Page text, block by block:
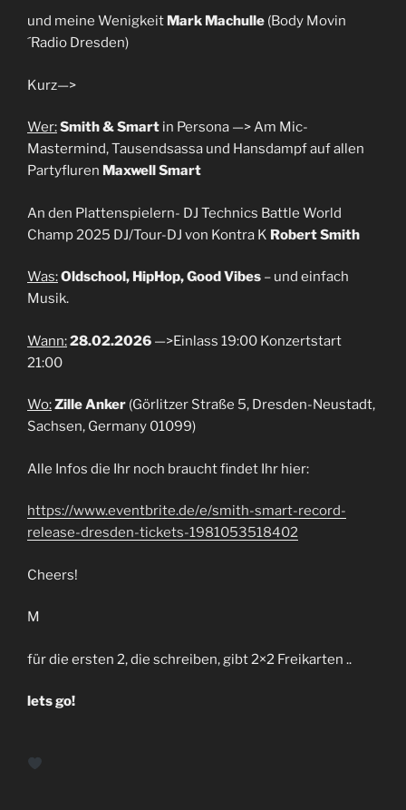
und meine Wenigkeit Mark Machulle (Body Movin
´Radio Dresden)
Kurz—>
Wer:Smith & Smart in Persona —> Am Mic-
Mastermind, Tausendsassa und Hansdampf auf allen
Partyfluren Maxwell Smart
An den Plattenspielern- DJ Technics Battle World
Champ 2025 DJ/Tour-DJ von Kontra K Robert Smith
Was:Oldschool, HipHop, Good Vibes – und einfach
Musik.
Wann:28.02.2026 —>Einlass 19:00 Konzertstart
21:00
Wo:Zille Anker (Görlitzer Straße 5, Dresden-Neustadt,
Sachsen, Germany 01099)
Alle Infos die Ihr noch braucht findet Ihr hier:
https://www.eventbrite.de/e/smith-smart-record-
release-dresden-tickets-1981053518402
Cheers!
M
für die ersten 2, die schreiben, gibt 2×2 Freikarten ..
lets go!